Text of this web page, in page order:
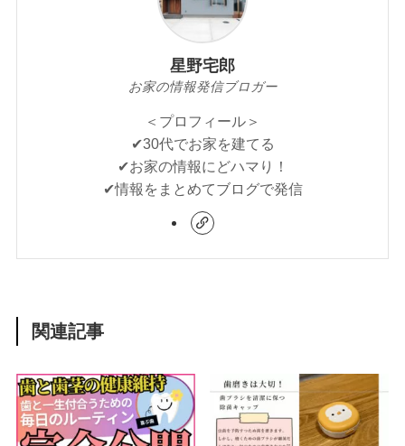
星野宅郎
お家の情報発信ブロガー
＜プロフィール＞
✔︎30代でお家を建てる
✔︎お家の情報にどハマり！
✔︎情報をまとめてブログで発信
関連記事